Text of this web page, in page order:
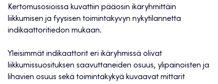
Kertomusosioissa kuvattiin pääosin ikäryhmittäin
liikkumisen ja fyysisen toimintakyvyn nykytilannetta
indikaattoritiedon mukaan.
Yleisimmät indikaattorit eri ikäryhmissä olivat
liikkumissuosituksen saavuttaneiden osuus, ylipainoisten ja
lihavien osuus sekä toimintakykyä kuvaavat mittarit